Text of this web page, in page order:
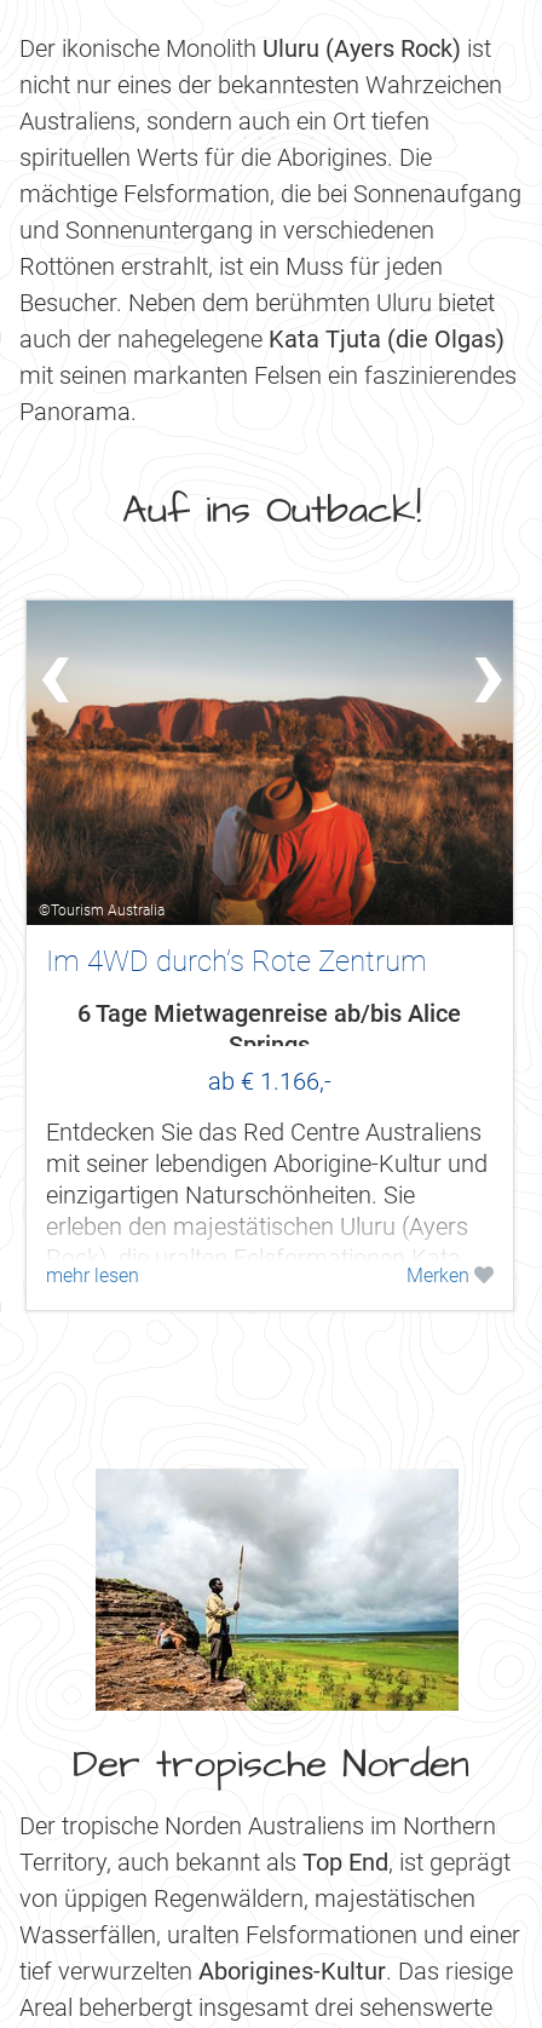
Der ikonische Monolith Uluru (Ayers Rock) ist
nicht nur eines der bekanntesten Wahrzeichen
Australiens, sondern auch ein Ort tiefen
spirituellen Werts für die Aborigines. Die
mächtige Felsformation, die bei Sonnenaufgang
und Sonnenuntergang in verschiedenen
Rottönen erstrahlt, ist ein Muss für jeden
Besucher. Neben dem berühmten Uluru bietet
auch der nahegelegene Kata Tjuta (die Olgas)
mit seinen markanten Felsen ein faszinierendes
Panorama.
Auf ins Outback!
©Tourism Australia
Im 4WD durch’s Rote Zentrum
6 Tage Mietwagenreise ab/bis Alice
Springs
ab € 1.166,-
Entdecken Sie das Red Centre Australiens
mit seiner lebendigen Aborigine-Kultur und
einzigartigen Naturschönheiten. Sie
erleben den majestätischen Uluru (Ayers
Rock), die uralten Felsformationen Kata
Tjuta (Olgas), die Western MacDonnell...
mehr lesen Merken
‹ ›
Der tropische Norden
Der tropische Norden Australiens im Northern
Territory, auch bekannt als Top End, ist geprägt
von üppigen Regenwäldern, majestätischen
Wasserfällen, uralten Felsformationen und einer
tief verwurzelten Aborigines-Kultur. Das riesige
Areal beherbergt insgesamt drei sehenswerte